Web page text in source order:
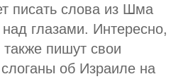
писать слова из Шма
глазами. Интересно,
также пишут свои
об Израиле на